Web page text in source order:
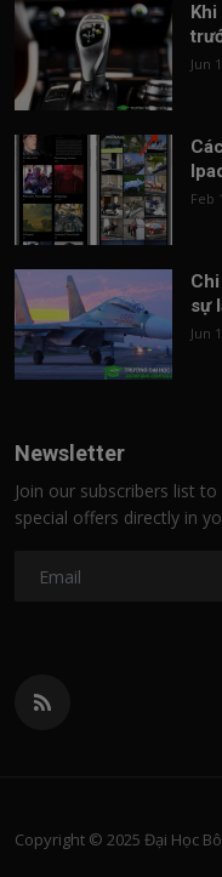
Jun
Feb
sự
Jun
Newsletter
Join our subscribers list
special offers directly in
Copyright © 2025 Đại Học